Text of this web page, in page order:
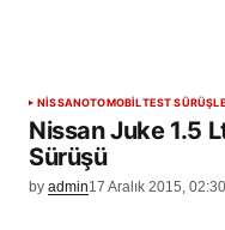
NISSANOTOMOBİLTEST
Nissan Juke 1.5
Sürüşü
by admin17 Aralık 2015, 02:30